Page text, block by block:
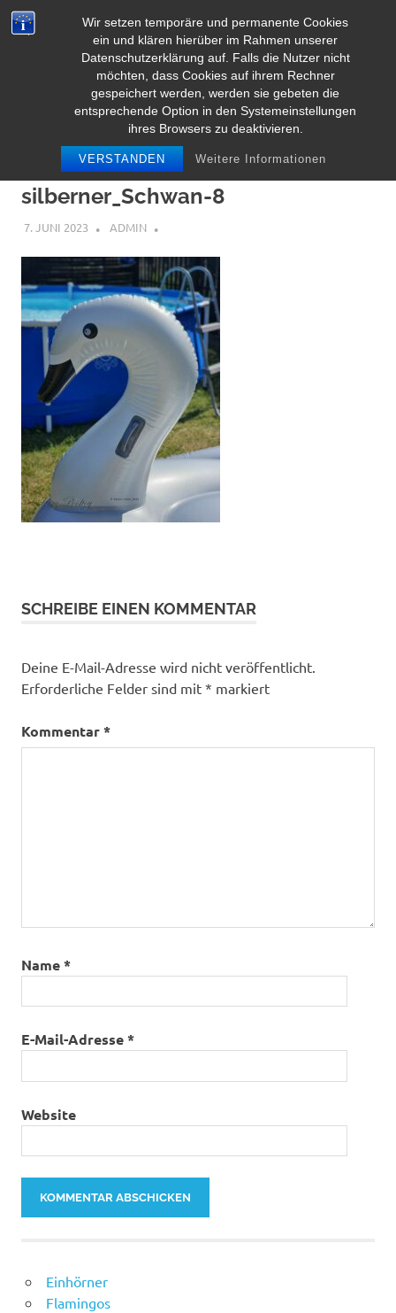
Wir setzen temporäre und permanente Cookies
ein und klären hierüber im Rahmen unserer
Datenschutzerklärung auf. Falls die Nutzer nicht
möchten, dass Cookies auf ihrem Rechner
gespeichert werden, werden sie gebeten die
entsprechende Option in den Systemeinstellungen
ihres Browsers zu deaktivieren.
VERSTANDEN Weitere Informationen
Zum
InhaltHerz Pooltoy
silberner_Schwan-8
7. JUNI 2023 ADMIN
SCHREIBE EINEN KOMMENTAR
Deine E-Mail-Adresse wird nicht veröffentlicht.
Erforderliche Felder sind mit * markiert
Kommentar*
Name*
E-Mail-Adresse*
Website
Einhörner
Flamingos